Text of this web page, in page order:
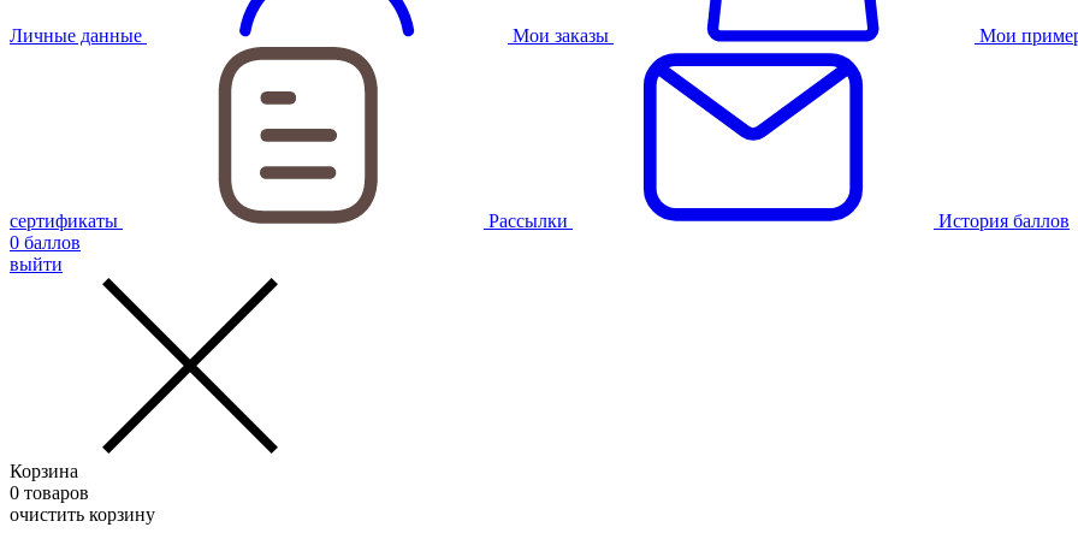
Личные данные Мои заказы Мои
сертификаты Рассылки
История баллов
0 баллов
выйти
Корзина
0 товаров
очистить корзину